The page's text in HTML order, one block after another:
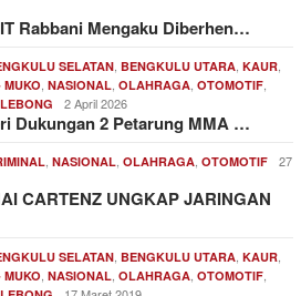
Rabbani Mengaku Diberhen…
SELATAN BENGKULU UTARA KAUR
MUKO NASIONAL OLAHRAGA OTOMOTIF
2 April 2026
Dukungan 2 Petarung MMA …
NASIONAL OLAHRAGA OTOMOTIF
27
CARTENZ UNGKAP JARINGAN
SELATAN BENGKULU UTARA KAUR
MUKO NASIONAL OLAHRAGA OTOMOTIF